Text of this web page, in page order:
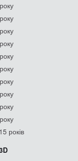
років